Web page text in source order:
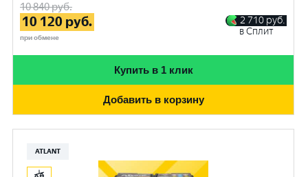
10 840руб.
10 120 руб.
при обмене
2 710 руб.
в Сплит
Купить в 1 клик
Добавить в корзину
ATLANT